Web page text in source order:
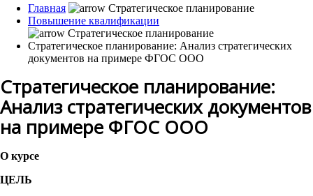
Главная
Повышение квалификации
Стратегическое планирование: Анализ стратегических
документов на примере ФГОС ООО
Стратегическое планирование:
Анализ стратегических документов
на примере ФГОС ООО
О курсе
ЦЕЛЬ